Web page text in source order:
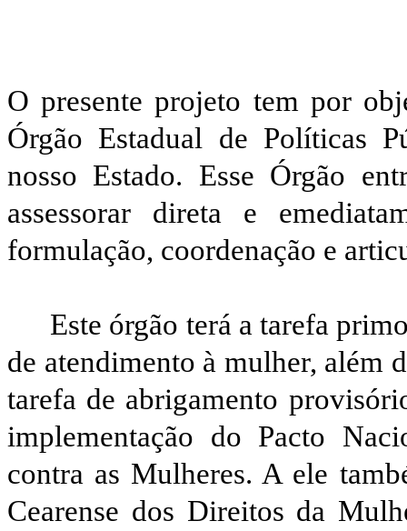
O presente projeto tem por
Órgão Estadual de Políticas
nosso Estado. Esse Órgão
assessorar direta e
formulação, coordenação e
Este órgão terá a tarefa
de atendimento à mulher, além
tarefa de abrigamento
implementação do Pacto
contra as Mulheres. A ele
Cearense dos Direitos da